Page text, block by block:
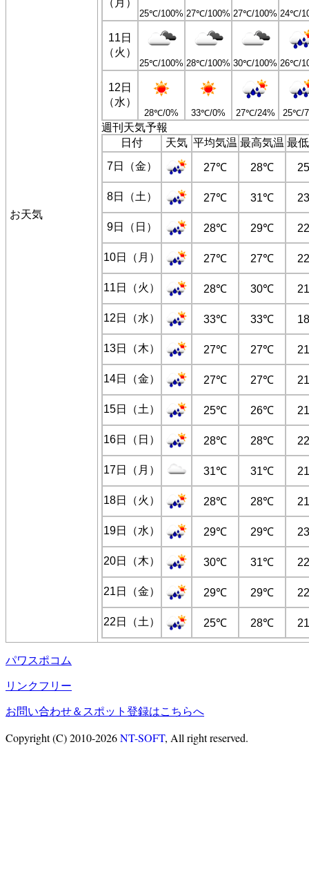
お天気
（月）
25℃/100% 27℃/100% 27℃/100% 24℃/
11日
（火）
25℃/100% 28℃/100% 30℃/100% 26℃/
12日
（水）
28℃/0% 33℃/0% 27℃/24% 25℃/
週刊天気予報
日付
天気 平均気温 最高気温 最
7日（金）
27℃ 28℃
8日（土） 27℃ 31℃
9日（日） 28℃ 29℃
10日（月） 27℃ 27℃
11日（火） 28℃ 30℃
12日（水） 33℃ 33℃
13日（木） 27℃ 27℃
14日（金） 27℃ 27℃
15日（土） 25℃ 26℃
16日（日） 28℃ 28℃
17日（月） 31℃ 31℃
18日（火） 28℃ 28℃
19日（水） 29℃ 29℃
20日（木） 30℃ 31℃
21日（金） 29℃ 29℃
22日（土） 25℃ 28℃
パワスポコム
リンクフリー
お問い合わせ＆スポット登録はこちらへ
Copyright (C) 2010-2026NT-SOFT, All right reserved.